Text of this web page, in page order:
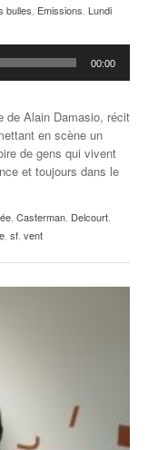
bulles Emissions Lundi
00:00
de Alain Damasio, récit
en scène un
de gens qui vivent
et toujours dans le
Casterman Delcourt
sf vent